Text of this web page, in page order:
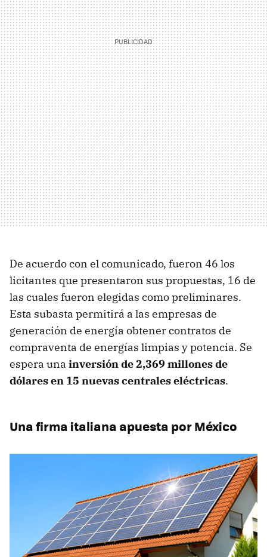
De acuerdo con el comunicado, fueron 46 los
licitantes que presentaron sus propuestas, 16 de
las cuales fueron elegidas como preliminares.
Esta subasta permitirá a las empresas de
generación de energía obtener contratos de
compraventa de energías limpias y potencia. Se
espera una inversión de 2,369 millones de
dólares en 15 nuevas centrales eléctricas.
Una firma italiana apuesta por México